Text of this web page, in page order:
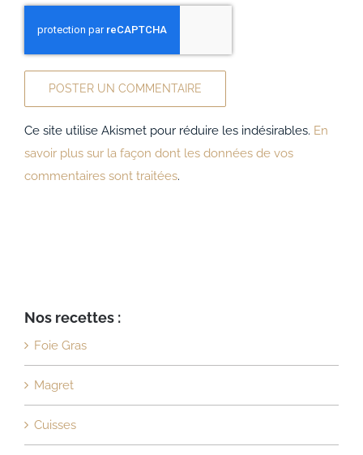
Ce site utilise Akismet pour réduire les indésirables. En
savoir plus sur la façon dont les données de vos
commentaires sont traitées.
Nos recettes :
Foie Gras
Magret
Cuisses